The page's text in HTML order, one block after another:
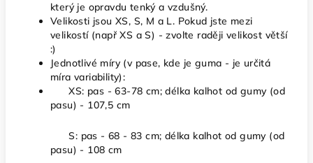
který je opravdu tenký a vzdušný.
Velikosti jsou XS, S, M a L. Pokud jste mezi
velikostí (např XS a S) - zvolte raději velikost větší
:)
Jednotlivé míry (v pase, kde je guma - je určitá
míra variability):
XS: pas - 63-78 cm; délka kalhot od gumy (od
pasu) - 107,5 cm
S: pas - 68 - 83 cm; délka kalhot od gumy (od
pasu) - 108 cm